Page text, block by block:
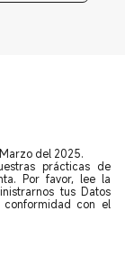
del 2025.
prácticas de
Por favor, lee la
tus Datos
conformidad con el